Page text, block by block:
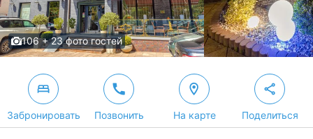
106 + 23 фото гостей
Забронировать Позвонить На карте Поделиться